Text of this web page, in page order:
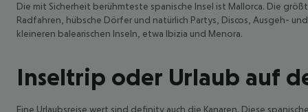
Die mit Sicherheit berühmteste spanische Insel ist Mallorca. Die
Radfahren, hübsche Dörfer und natürlich Partys, Discos, Ausgeh-
kleineren balearischen Inseln, etwa Ibizia und Menora.
Inseltrip oder Urlaub auf
Eine Urlaubsreise wert sind definitv auch die Kanaren. Diese